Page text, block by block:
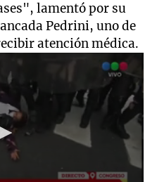
lamentó por su
Pedrini, uno de
atención médica.